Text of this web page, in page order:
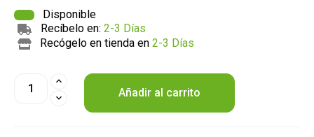
Disponible
Recíbelo en:2-3 Días
Recógelo en tienda en2-3 Días
Añadir al carrito